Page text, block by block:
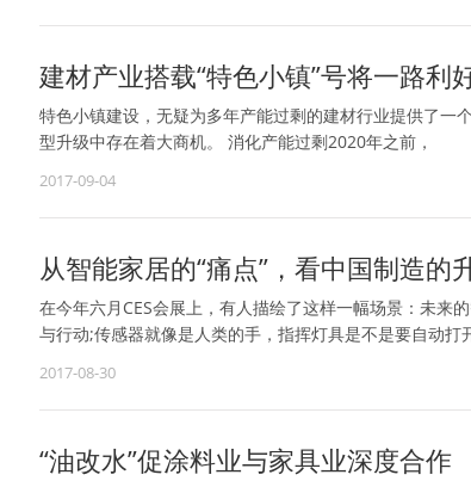
建材产业搭载“特色小镇”号将一路利
特色小镇建设，无疑为多年产能过剩的建材行业提供了一
型升级中存在着大商机。 消化产能过剩2020年之前，
2017-09-04
从智能家居的“痛点”，看中国制造的
在今年六月CES会展上，有人描绘了这样一幅场景：未来
与行动;传感器就像是人类的手，指挥灯具是不是要自动打
2017-08-30
“油改水”促涂料业与家具业深度合作